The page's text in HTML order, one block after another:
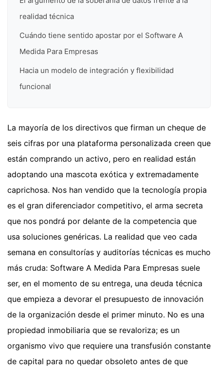
realidad técnica
Cuándo tiene sentido apostar por el Software A
Medida Para Empresas
Hacia un modelo de integración y flexibilidad
funcional
La mayoría de los directivos que firman un cheque de
seis cifras por una plataforma personalizada creen que
están comprando un activo, pero en realidad están
adoptando una mascota exótica y extremadamente
caprichosa. Nos han vendido que la tecnología propia
es el gran diferenciador competitivo, el arma secreta
que nos pondrá por delante de la competencia que
usa soluciones genéricas. La realidad que veo cada
semana en consultorías y auditorías técnicas es mucho
más cruda: Software A Medida Para Empresas suele
ser, en el momento de su entrega, una deuda técnica
que empieza a devorar el presupuesto de innovación
de la organización desde el primer minuto. No es una
propiedad inmobiliaria que se revaloriza; es un
organismo vivo que requiere una transfusión constante
de capital para no quedar obsoleto antes de que